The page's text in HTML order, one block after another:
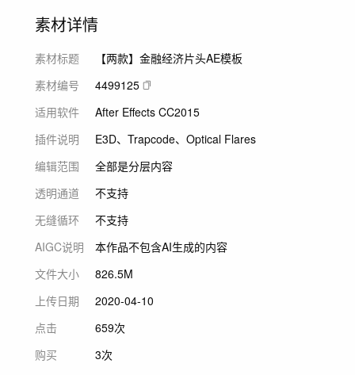
素材详情
素材标题
【两款】金融经济片头AE模板
素材编号
4499125
适用软件
After Effects CC2015
插件说明
E3D、Trapcode、Optical Flares
编辑范围
全部是分层内容
透明通道
不支持
无缝循环
不支持
AIGC说明
本作品不包含AI生成的内容
文件大小
826.5M
上传日期
2020-04-10
点击
659次
购买
3次